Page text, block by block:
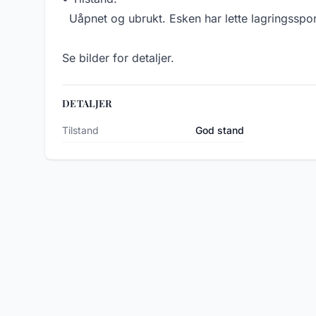
Uåpnet og ubrukt. Esken har lette
Se bilder for detaljer.
DETALJER
Tilstand God stand